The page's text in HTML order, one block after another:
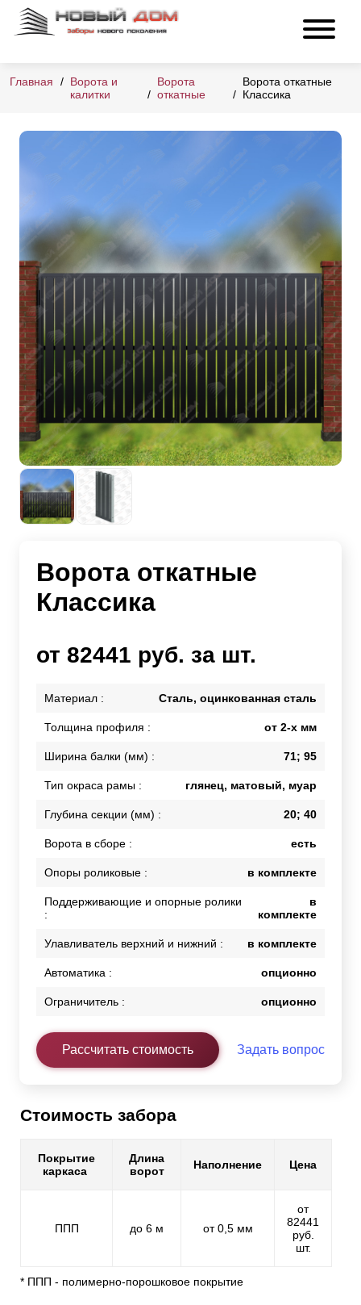
Главная
Ворота и
калитки
Ворота
откатные
Ворота откатные
Классика
Ворота откатные
Классика
от 82441 руб. за шт.
Материал : Сталь, оцинкованная сталь
Толщина профиля : от 2-х мм
Ширина балки (мм) : 71; 95
Тип окраса рамы : глянец, матовый, муар
Глубина секции (мм) : 20; 40
Ворота в сборе : есть
Опоры роликовые : в комплекте
Поддерживающие и опорные ролики
:
в
комплекте
Улавливатель верхний и нижний : в комплекте
Автоматика : опционно
Ограничитель : опционно
Рассчитать стоимость Задать вопрос
Стоимость забора
Покрытие
каркаса
Длина
ворот
Наполнение Цена
ППП до 6 м от 0,5 мм
от
82441
руб.
шт.
* ППП - полимерно-порошковое покрытие